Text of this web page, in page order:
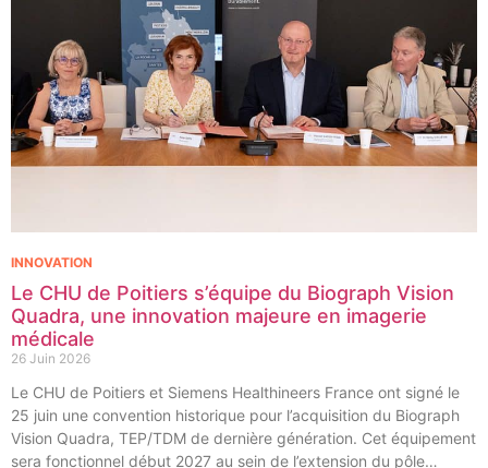
Le CHU de Poitiers s’équipe du Biograph Vision
Quadra, une innovation majeure en imagerie
médicale
26 Juin 2026
INNOVATION
Le CHU de Poitiers et Siemens Healthineers France ont signé le
25 juin une convention historique pour l’acquisition du Biograph
Vision Quadra, TEP/TDM de dernière génération. Cet équipement
sera fonctionnel début 2027 au sein de l’extension du pôle